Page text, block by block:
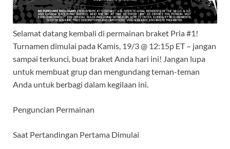
Selamat datang kembali di permainan braket Pria #1!
Turnamen dimulai pada Kamis, 19/3 @ 12:15p ET – jangan
sampai terkunci, buat braket Anda hari ini! Jangan lupa
untuk membuat grup dan mengundang teman-teman
Anda untuk berbagi dalam kegilaan ini.
Penguncian Permainan
Saat Pertandingan Pertama Dimulai